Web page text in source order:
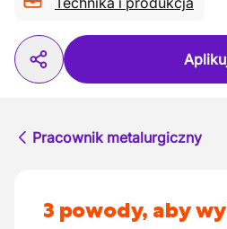
Pracownik metalurgiczny
3 powody, aby